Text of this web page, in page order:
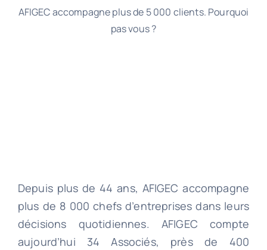
AFIGEC accompagne plus de 5 000 clients. Pourquoi
pas vous ?
Depuis plus de 44 ans, AFIGEC accompagne
plus de 8 000 chefs d’entreprises dans leurs
décisions quotidiennes. AFIGEC compte
aujourd’hui 34 Associés, près de 400